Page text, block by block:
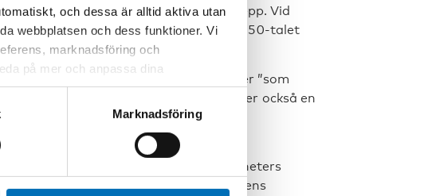
och dessa är alltid aktiva utan
webbplatsen och dess funktioner. Vi
marknadsföring och
på mer och anpassa dina
av webbplatsen och de tjänster
av cookies kan du alltid radera dem
Marknadsföring
ett för tiden typiskt pragmatiskt grepp. Vid
som huvudämne, men redan på 1950-talet
studie av dynamiken i dryckeskulturer ”som
vetenskapligt arbete, men ger också en
Mäkelä.
kunde producera experimentell
av vårdformer, kritik av myndigheters
Det säger kanske något om den tidens